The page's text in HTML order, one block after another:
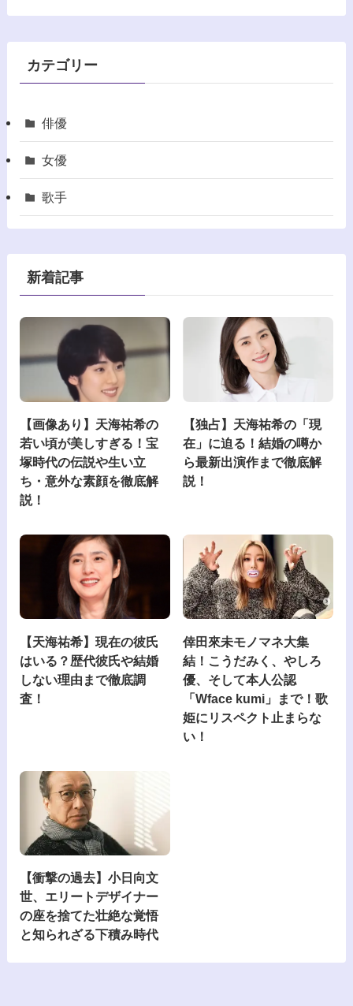
カテゴリー
俳優
女優
歌手
新着記事
【画像あり】天海祐希の
若い頃が美しすぎる！宝
塚時代の伝説や生い立
ち・意外な素顔を徹底解
説！
【独占】天海祐希の「現
在」に迫る！結婚の噂か
ら最新出演作まで徹底解
説！
【天海祐希】現在の彼氏
はいる？歴代彼氏や結婚
しない理由まで徹底調
査！
倖田來未モノマネ大集
結！こうだみく、やしろ
優、そして本人公認
「Wface kumi」まで！歌
姫にリスペクト止まらな
い！
【衝撃の過去】小日向文
世、エリートデザイナー
の座を捨てた壮絶な覚悟
と知られざる下積み時代